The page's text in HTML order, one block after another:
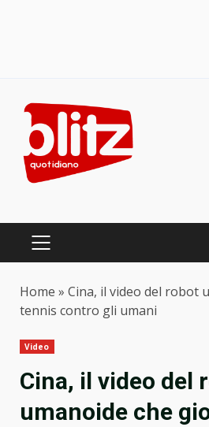
content
PRIMARY
Home » Cina, il video del robot
tennis contro gli umani
Video
Cina, il video del
umanoide che